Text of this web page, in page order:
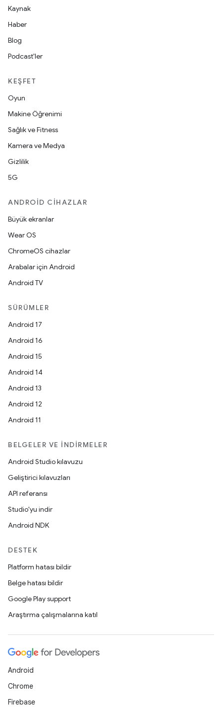
Kaynak
Haber
Blog
Podcast'ler
KEŞFET
Oyun
Makine Öğrenimi
Sağlık ve Fitness
Kamera ve Medya
Gizlilik
5G
ANDROID CIHAZLAR
Büyük ekranlar
Wear OS
ChromeOS cihazlar
Arabalar için Android
Android TV
SÜRÜMLER
Android 17
Android 16
Android 15
Android 14
Android 13
Android 12
Android 11
BELGELER VE İNDIRMELER
Android Studio kılavuzu
Geliştirici kılavuzları
API referansı
Studio'yu indir
Android NDK
DESTEK
Platform hatası bildir
Belge hatası bildir
Google Play support
Araştırma çalışmalarına katıl
Android
Chrome
Firebase